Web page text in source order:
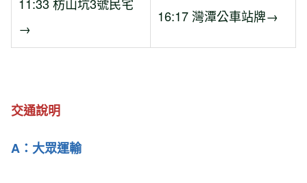
→
16:17 灣潭公車站牌→
交通說明
A：大眾運輸